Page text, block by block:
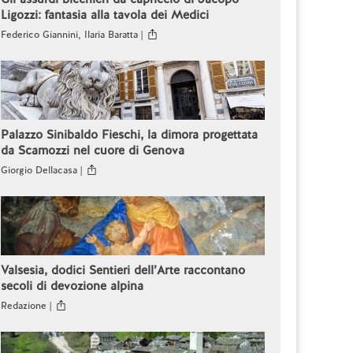
Ligozzi: fantasia alla tavola dei Medici
Federico Giannini, Ilaria Baratta |
Palazzo Sinibaldo Fieschi, la dimora progettata
da Scamozzi nel cuore di Genova
Giorgio Dellacasa |
Valsesia, dodici Sentieri dell’Arte raccontano
secoli di devozione alpina
Redazione |